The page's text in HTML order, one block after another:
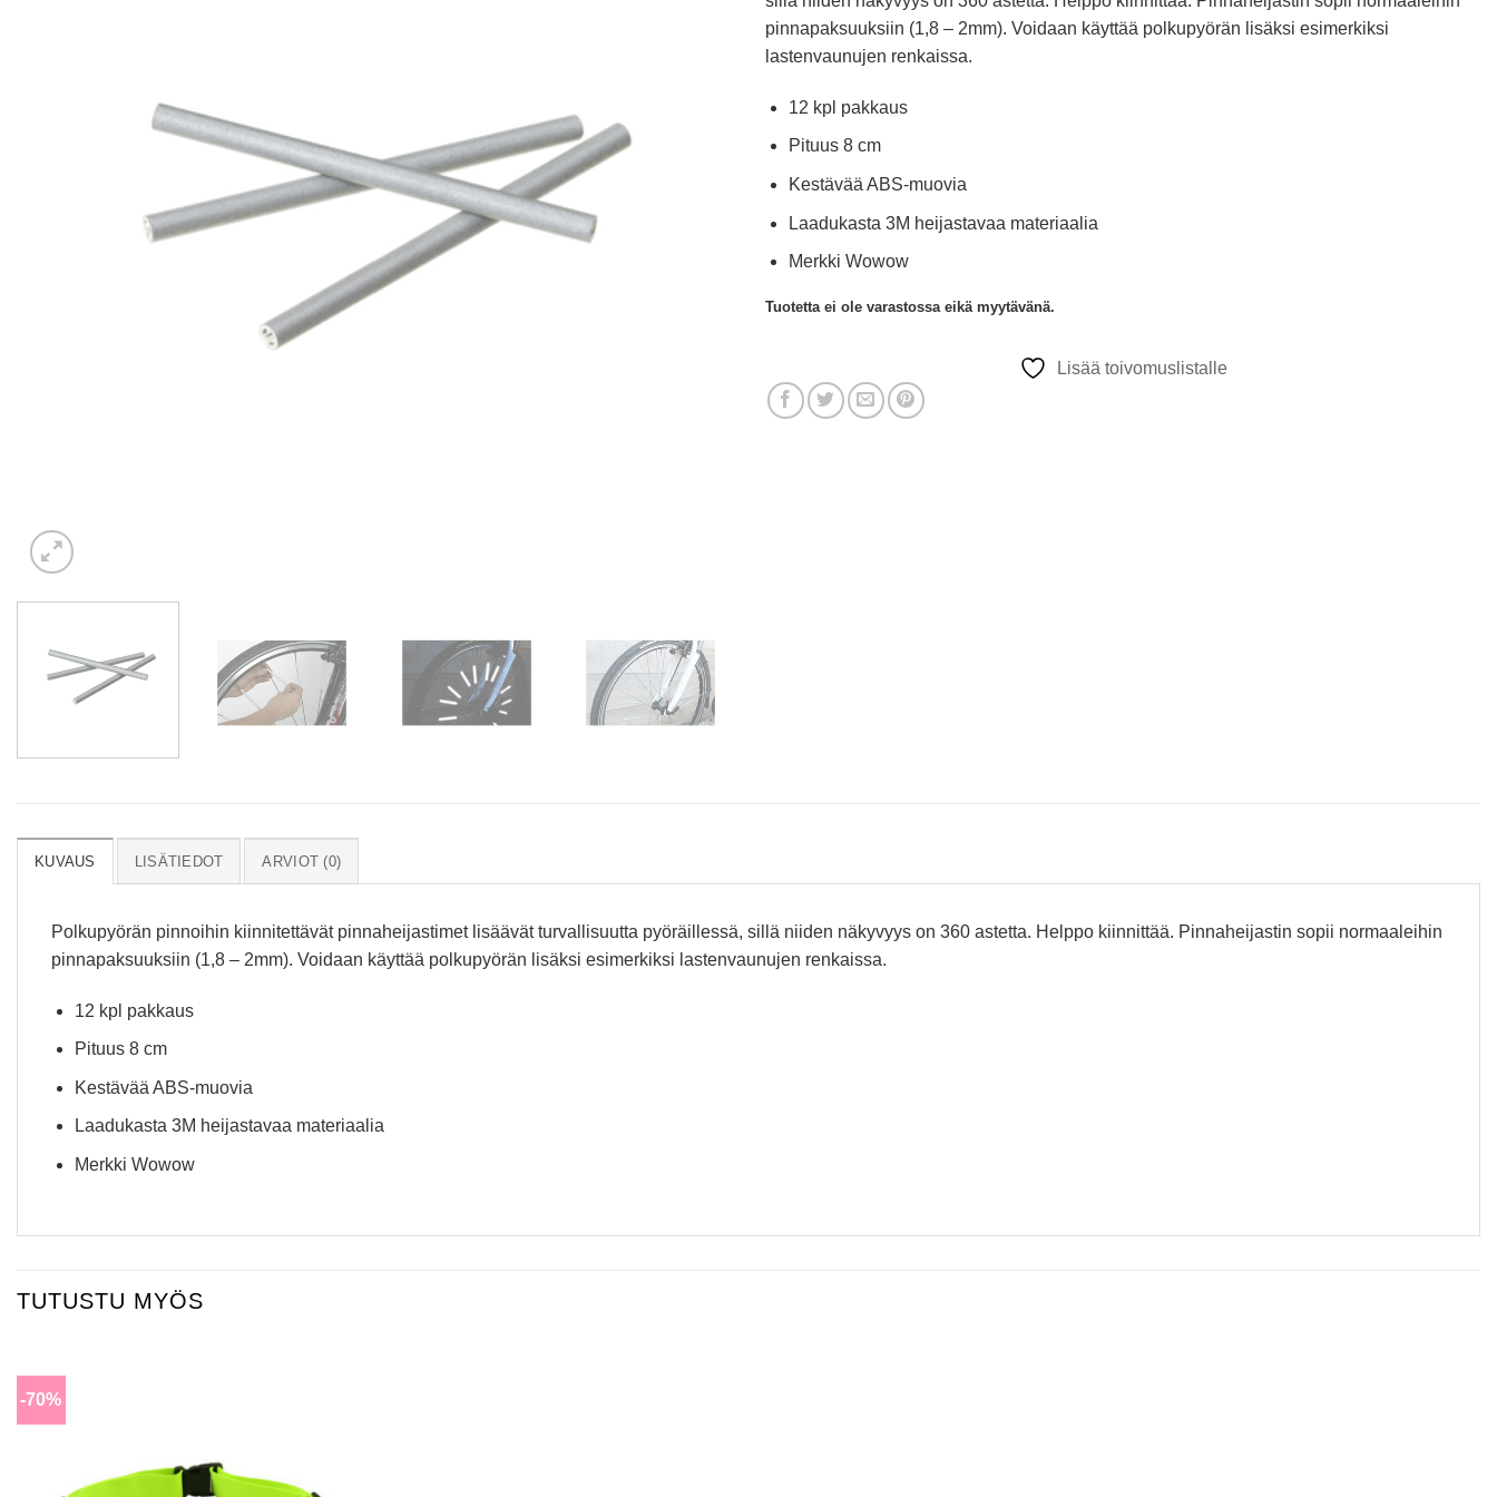
pinnapaksuuksiin (1,8 – 2mm). Voidaan käyttää polkupyörän lisäksi esimerkiksi
lastenvaunujen renkaissa.
12 kpl pakkaus
Pituus 8 cm
Kestävää ABS-muovia
Laadukasta 3M heijastavaa materiaalia
Merkki Wowow
Tuotetta ei ole varastossa eikä myytävänä.
Alternative:
Lisää toivomuslistalle
KUVAUS LISÄTIEDOT ARVIOT (0)
Polkupyörän pinnoihin kiinnitettävät pinnaheijastimet lisäävät turvallisuutta pyöräillessä, sillä niiden näkyvyys on 360 astetta. Helppo kiinnittää. Pinnaheijastin sopii normaaleihin
pinnapaksuuksiin (1,8 – 2mm). Voidaan käyttää polkupyörän lisäksi esimerkiksi lastenvaunujen renkaissa.
12 kpl pakkaus
Pituus 8 cm
Kestävää ABS-muovia
Laadukasta 3M heijastavaa materiaalia
Merkki Wowow
TUTUSTU MYÖS
-70%